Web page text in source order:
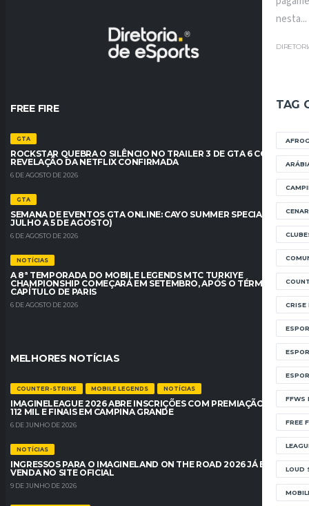
nesta...
TAG
CRISE
FFWS
FREE
LOUD
FREE FIRE
GTA
ROCKSTAR QUEBRA O SILÊNCIO NO TRAILER 3 DE GTA 6 COM
REVELAÇÃO DA NETFLIX CONFIRMADA
6 DE AGOSTO DE 2026
GTA
SEMANA DE EVENTOS GTA ONLINE: CAYO SUMMER SPECIAL (30 DE
JULHO A 5 DE AGOSTO)
6 DE AGOSTO DE 2026
NOTÍCIAS
A 8ª TEMPORADA DO MOBILE LEGENDS MTC TURKIYE
CHAMPIONSHIP COMEÇARÁ EM SETEMBRO, APÓS O TÉRMINO DO
CAPÍTULO DE PARIS
6 DE AGOSTO DE 2026
MELHORES NOTÍCIAS
COUNTER-STRIKE MOBILE LEGENDS NOTÍCIAS
IMAGINELEAGUE 2026 ABRE INSCRIÇÕES COM PREMIAÇÃO DE R$
112 MIL E FINAIS EM CAMPINA GRANDE
6 DE JUNHO DE 2026
NOTÍCIAS
INGRESSOS PARA O IMAGINELAND ON THE ROAD 2026 JÁ ESTÃO À
VENDA NO SITE OFICIAL
9 DE JUNHO DE 2026